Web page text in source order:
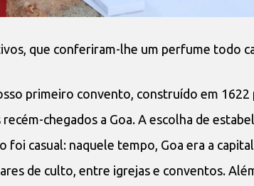
que conferiram-lhe um perfume todo
primeiro convento, construído em 1622
chegados a Goa. A escolha de
casual: naquele tempo, Goa era a
de culto, entre igrejas e conventos.